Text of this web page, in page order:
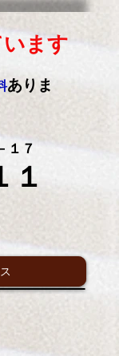
ます
ありま
１７
１